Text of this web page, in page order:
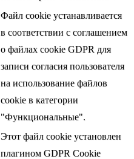
Файл cookie устанавливается
в соответствии с соглашением
о файлах cookie GDPR для
записи согласия пользователя
на использование файлов
cookie в категории
"Функциональные".
Этот файл cookie установлен
плагином GDPR Cookie